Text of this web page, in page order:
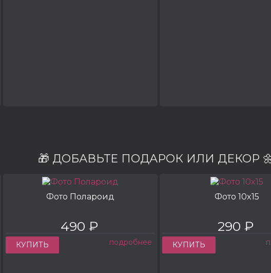
🎁 ДОБАВЬТЕ ПОДАРОК ИЛИ ДЕКОР
Фото Полароид
490 ₽
КУПИТЬ подробнее
Фото 10x15
290 ₽
КУПИТЬ